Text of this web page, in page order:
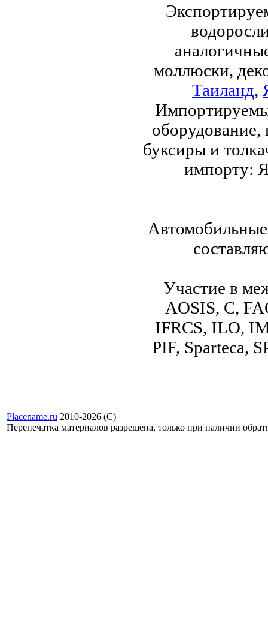
моллюски,
Таиланд,
буксиры и
импорту:
Участие в
AOSIS, C,
IFRCS, ILO,
PIF, Sparteca,
Placename.ru 2010-2026 (С)
Перепечатка материалов разрешена, только при наличии